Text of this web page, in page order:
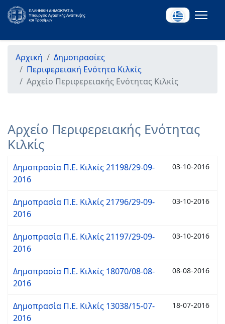
Αρχική
Δημοπρασίες
Περιφερειακή Ενότητα Κιλκίς
Αρχείο Περιφερειακής Ενότητας Κιλκίς
Αρχείο Περιφερειακής Ενότητας
Κιλκίς
Δημοπρασία Π.Ε. Κιλκίς 21198/29-09-
2016
03-10-2016
Δημοπρασία Π.Ε. Κιλκίς 21796/29-09-
2016
03-10-2016
Δημοπρασία Π.Ε. Κιλκίς 21197/29-09-
2016
03-10-2016
Δημοπρασία Π.Ε. Κιλκίς 18070/08-08-
2016
08-08-2016
Δημοπρασία Π.Ε. Κιλκίς 13038/15-07-
2016
18-07-2016